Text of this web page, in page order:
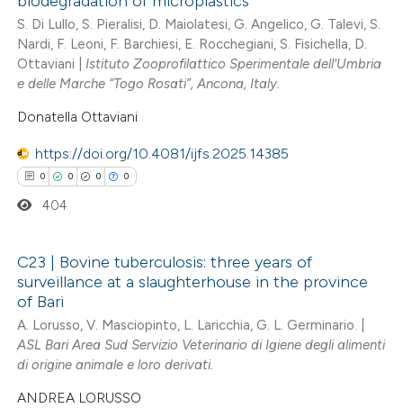
describing whether
mentions, or contrasts
claim, and a label
in which section the
was made.
Supporting
Mentioning
Contrasting
how this article has been
atscite.ai
been cited by providing the
of the citation, a
describing whether
mentions, or contrasts
claim, and a label
in which section the
S. Di Lullo, S. Pieralisi, D. Maiolatesi, G. Angelico, G. Talevi, S.
Nardi, F. Leoni, F. Barchiesi, E. Rocchegiani, S. Fisichella, D.
Ottaviani | Istituto Zooprofilattico Sperimentale dell'Umbria
e delle Marche “Togo Rosati”, Ancona, Italy.
Donatella Ottaviani
https://doi.org/10.4081/ijfs.2025.14385
0 0 0 0
Citing Publications
Supporting
Mentioning
Contrasting
404
C23 | Bovine tuberculosis: three years of
surveillance at a slaughterhouse in the province
of Bari
A. Lorusso, V. Masciopinto, L. Laricchia, G. L. Germinario. |
ASL Bari Area Sud Servizio Veterinario di Igiene degli alimenti
di origine animale e loro derivati.
ANDREA LORUSSO